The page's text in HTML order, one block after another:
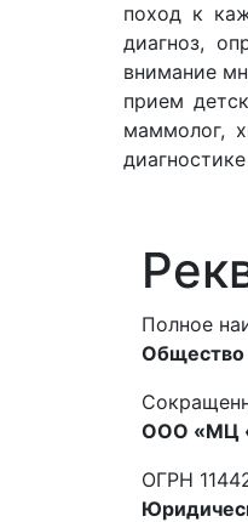
поход к
диагноз,
внимание
прием
маммолог,
Полное
Общество
ООО «МЦ
ОГРН